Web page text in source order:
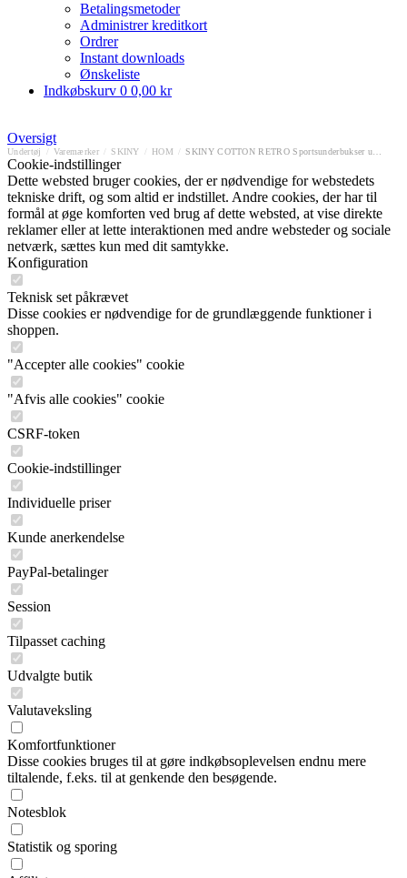
Betalingsmetoder
Administrer kreditkort
Ordrer
Instant downloads
Ønskeliste
Indkøbskurv 0 0,00 kr
Oversigt
Undertøj Varemærker SKINY HOM
Cookie-indstillinger
Dette websted bruger cookies, der er nødvendige for webstedets
tekniske drift, og som altid er indstillet. Andre cookies, der har til
formål at øge komforten ved brug af dette websted, at vise direkte
reklamer eller at lette interaktionen med andre websteder og sociale
netværk, sættes kun med dit samtykke.
Konfiguration
Teknisk set påkrævet
Disse cookies er nødvendige for de grundlæggende funktioner i
shoppen.
"Accepter alle cookies" cookie
"Afvis alle cookies" cookie
CSRF-token
Cookie-indstillinger
Individuelle priser
Kunde anerkendelse
PayPal-betalinger
Session
Tilpasset caching
Udvalgte butik
Valutaveksling
Komfortfunktioner
Disse cookies bruges til at gøre indkøbsoplevelsen endnu mere
tiltalende, f.eks. til at genkende den besøgende.
Notesblok
Statistik og sporing